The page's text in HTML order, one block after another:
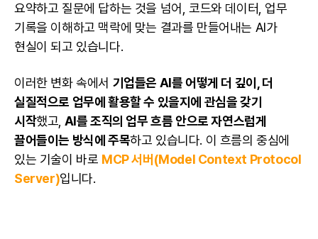
요약하고 질문에 답하는 것을 넘어, 코드와 데이터, 업무
기록을 이해하고 맥락에 맞는 결과를 만들어내는 AI가
현실이 되고 있습니다.
이러한 변화 속에서 기업들은 AI를 어떻게 더 깊이, 더
실질적으로 업무에 활용할 수 있을지에 관심을 갖기
시작했고, AI를 조직의 업무 흐름 안으로 자연스럽게
끌어들이는 방식에 주목하고 있습니다. 이 흐름의 중심에
있는 기술이 바로 MCP 서버(Model Context Protocol
Server)입니다.